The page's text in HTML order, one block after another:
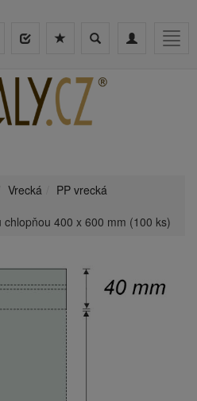
Toggle
Toggle
Vrecká
PP vrecká
400 x 600 mm (100 ks)